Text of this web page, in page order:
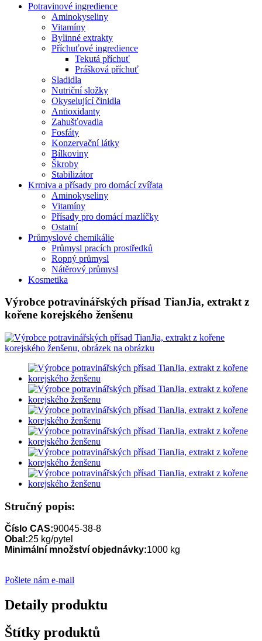
Potravinové ingredience
Aminokyseliny
Vitamíny
Bylinné extrakty
Příchuťové ingredience
Tekutá příchuť
Prášková příchuť
Sladidla
Nutriční složky
Okyselující činidla
Antioxidanty
Zahušťovadla
Fosfáty
Konzervační látky
Bílkoviny
Škroby
Stabilizátor
Krmiva a přísady pro domácí zvířata
Aminokyseliny
Vitamíny
Přísady pro domácí mazlíčky
Ostatní
Průmyslové chemikálie
Průmysl pracích prostředků
Ropný průmysl
Nátěrový průmysl
Kosmetika
Výrobce potravinářských přísad TianJia, extrakt z
kořene korejského ženšenu
Stručný popis:
Číslo CAS:90045-38-8
Obal:25 kg/pytel
Minimální množství objednávky:1000 kg
Pošlete nám e-mail
Detaily produktu
Štítky produktů